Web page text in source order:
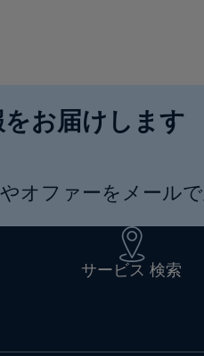
お届けします
オファーをメールで
サービス 検索